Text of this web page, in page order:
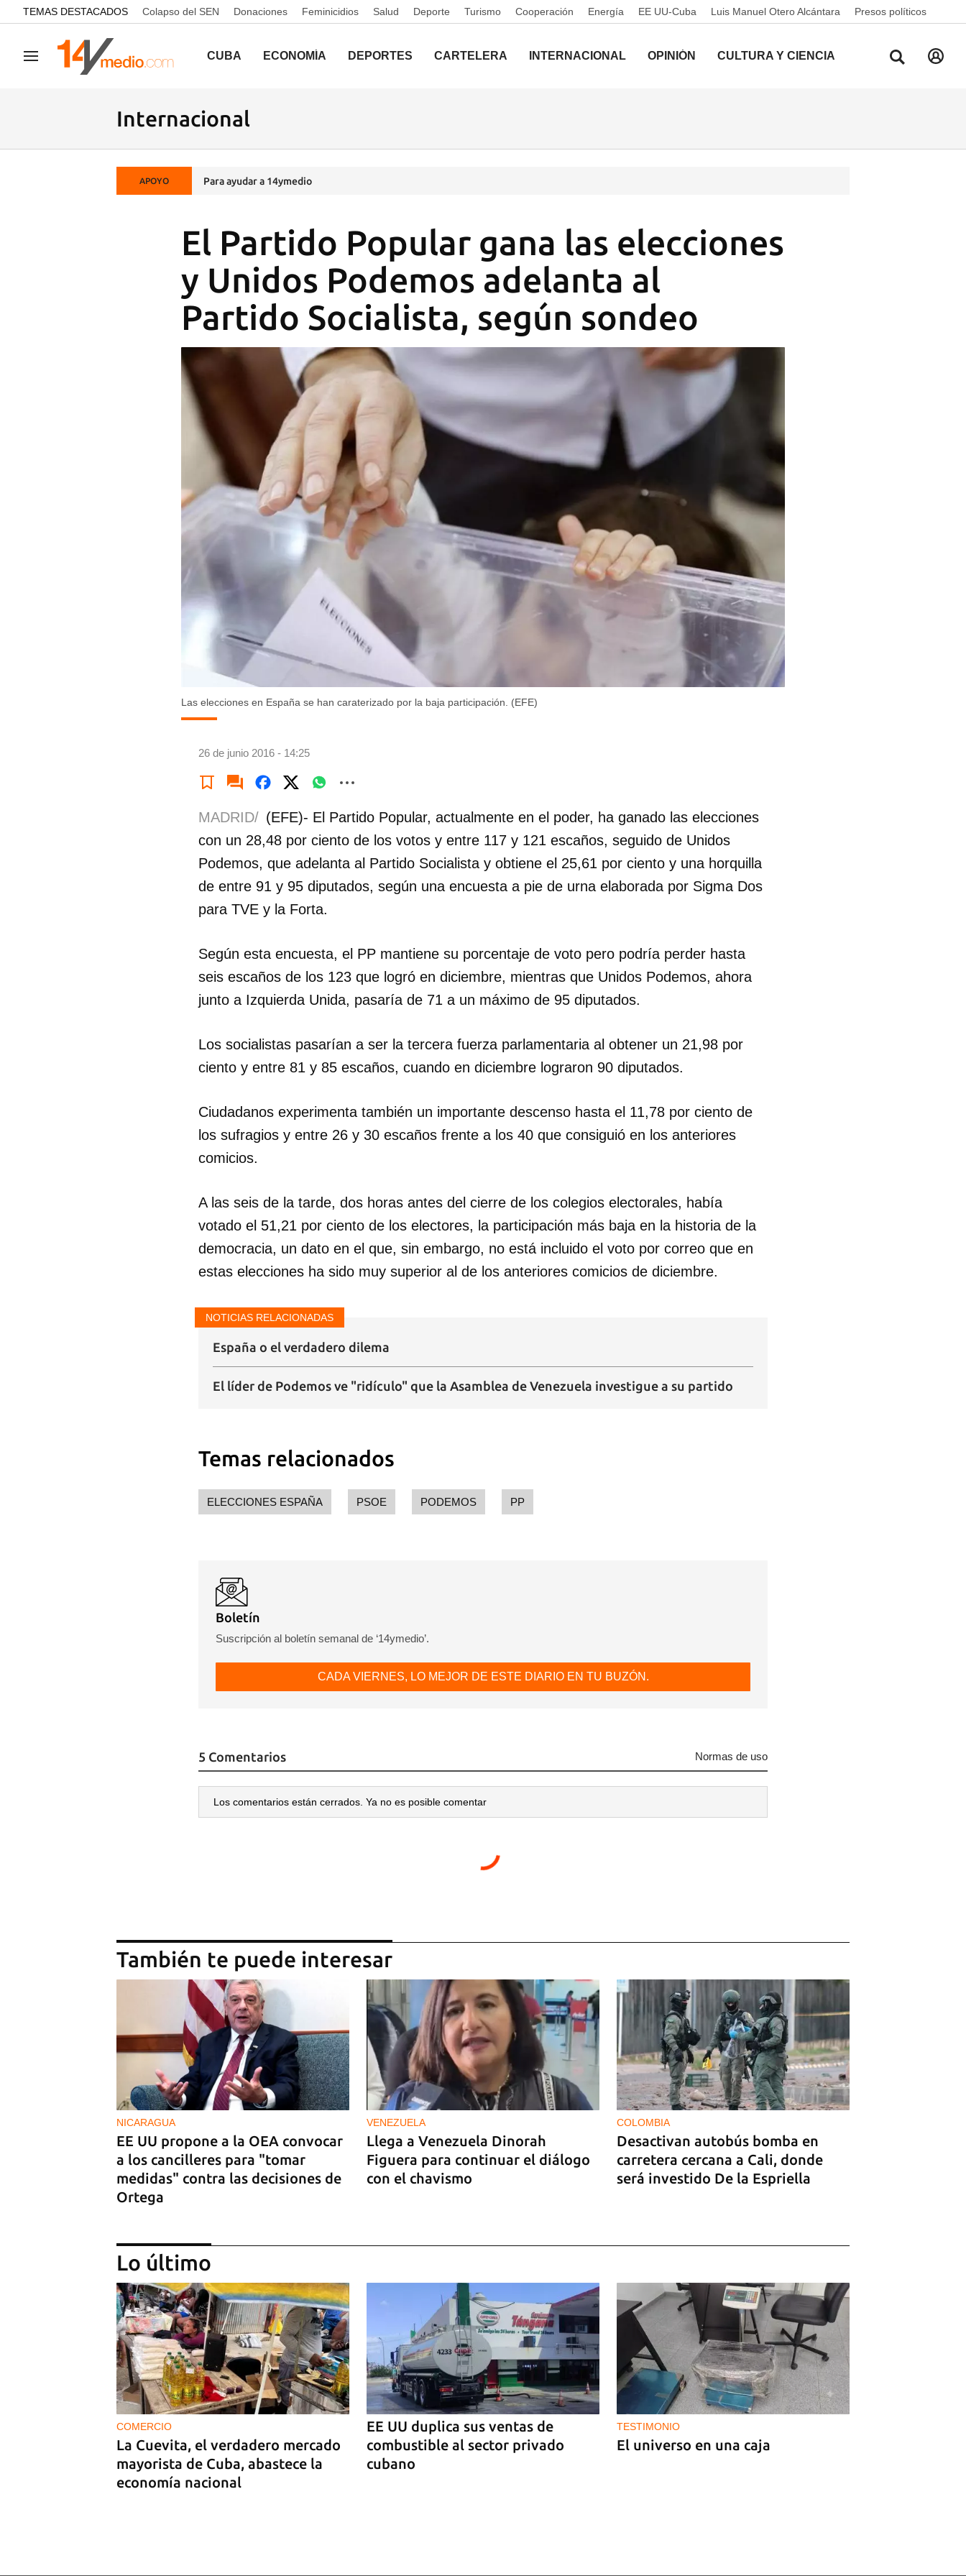
common.go-to-content
TEMAS DESTACADOS Colapso del SEN Donaciones Feminicidios Salud Deporte Turismo Cooperación Energía EE UU-Cuba Luis Manuel Otero Alcántara Presos políticos
Navegación CUBA ECONOMÍA DEPORTES CARTELERA INTERNACIONAL OPINIÓN CULTURA Y CIENCIA
Internacional
APOYO Para ayudar a 14ymedio
El Partido Popular gana las elecciones
y Unidos Podemos adelanta al
Partido Socialista, según sondeo
Las elecciones en España se han caraterizado por la baja participación. (EFE)
26 de junio 2016 - 14:25
Guardar como favorito
Para poder guardar como favorito, primero has de iniciar sesión con tu
cuenta de 14ymedio.
MADRID/ (EFE)- El Partido Popular, actualmente en el poder, ha ganado las elecciones
con un 28,48 por ciento de los votos y entre 117 y 121 escaños, seguido de Unidos
Podemos, que adelanta al Partido Socialista y obtiene el 25,61 por ciento y una horquilla
de entre 91 y 95 diputados, según una encuesta a pie de urna elaborada por Sigma Dos
para TVE y la Forta.
Según esta encuesta, el PP mantiene su porcentaje de voto pero podría perder hasta
seis escaños de los 123 que logró en diciembre, mientras que Unidos Podemos, ahora
junto a Izquierda Unida, pasaría de 71 a un máximo de 95 diputados.
Los socialistas pasarían a ser la tercera fuerza parlamentaria al obtener un 21,98 por
ciento y entre 81 y 85 escaños, cuando en diciembre lograron 90 diputados.
Ciudadanos experimenta también un importante descenso hasta el 11,78 por ciento de
los sufragios y entre 26 y 30 escaños frente a los 40 que consiguió en los anteriores
comicios.
A las seis de la tarde, dos horas antes del cierre de los colegios electorales, había
votado el 51,21 por ciento de los electores, la participación más baja en la historia de la
democracia, un dato en el que, sin embargo, no está incluido el voto por correo que en
estas elecciones ha sido muy superior al de los anteriores comicios de diciembre.
NOTICIAS RELACIONADAS
España o el verdadero dilema
El líder de Podemos ve "ridículo" que la Asamblea de Venezuela investigue a su partido
Temas relacionados
ELECCIONES ESPAÑA PSOE PODEMOS PP
Boletín
Suscripción al boletín semanal de ‘14ymedio’.
CADA VIERNES, LO MEJOR DE ESTE DIARIO EN TU BUZÓN.
5 Comentarios Normas de uso
Los comentarios están cerrados. Ya no es posible comentar
También te puede interesar
NICARAGUA
EE UU propone a la OEA convocar
a los cancilleres para "tomar
medidas" contra las decisiones de
Ortega
VENEZUELA
Llega a Venezuela Dinorah
Figuera para continuar el diálogo
con el chavismo
COLOMBIA
Desactivan autobús bomba en
carretera cercana a Cali, donde
será investido De la Espriella
MIAMI
La hija de un diplomático castrista
expulsado de EE UU en 2003 está
bajo custodia del ICE
Lo último
COMERCIO
La Cuevita, el verdadero mercado
mayorista de Cuba, abastece la
economía nacional
EE UU duplica sus ventas de
combustible al sector privado
cubano
TESTIMONIO
El universo en una caja